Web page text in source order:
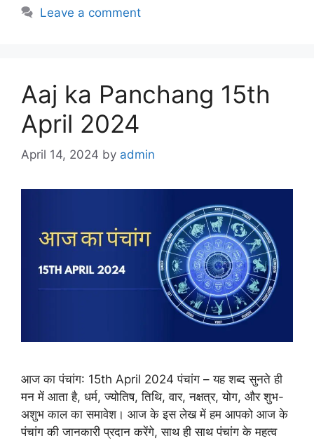
Leave a comment
Aaj ka Panchang 15th
April 2024
April 14, 2024 by admin
आज का पंचांग: 15th April 2024 पंचांग – यह शब्द सुनते ही
मन में आता है, धर्म, ज्योतिष, तिथि, वार, नक्षत्र, योग, और शुभ-
अशुभ काल का समावेश। आज के इस लेख में हम आपको आज के
पंचांग की जानकारी प्रदान करेंगे, साथ ही साथ पंचांग के महत्व